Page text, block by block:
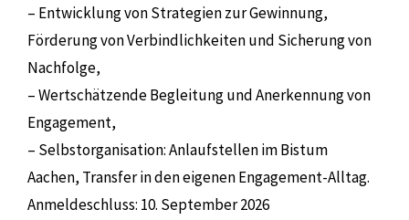
– Entwicklung von Strategien zur Gewinnung,
Förderung von Verbindlichkeiten und Sicherung von
Nachfolge,
– Wertschätzende Begleitung und Anerkennung von
Engagement,
– Selbstorganisation: Anlaufstellen im Bistum
Aachen, Transfer in den eigenen Engagement-Alltag.
Anmeldeschluss: 10. September 2026